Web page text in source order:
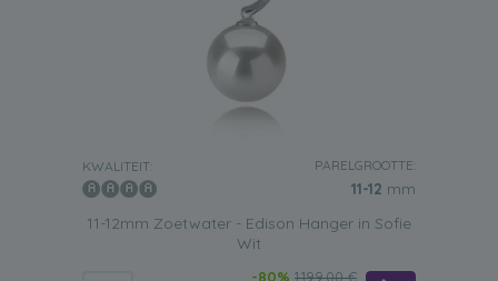
KWALITEIT: PARELGROOTTE:
11-12 mm
11-12mm Zoetwater - Edison Hanger in Sofie
Wit
-80% 1,199.00 €